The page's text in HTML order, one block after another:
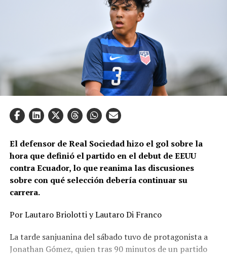
El defensor de Real Sociedad hizo el gol sobre la
hora que definió el partido en el debut de EEUU
contra Ecuador, lo que reanima las discusiones
sobre con qué selección debería continuar su
carrera.
Por Lautaro Briolotti y Lautaro Di Franco
La tarde sanjuanina del sábado tuvo de protagonista a
Jonathan Gómez, quien tras 90 minutos de un partido